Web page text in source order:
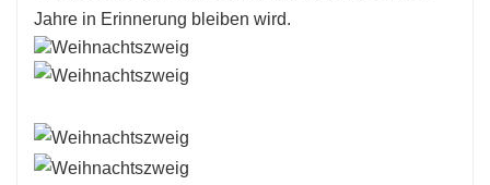
Jahre in Erinnerung bleiben wird.